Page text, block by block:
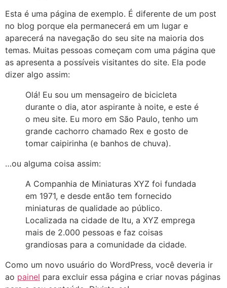
Esta é uma página de exemplo. É diferente de um post
no blog porque ela permanecerá em um lugar e
aparecerá na navegação do seu site na maioria dos
temas. Muitas pessoas começam com uma página que
as apresenta a possíveis visitantes do site. Ela pode
dizer algo assim:
Olá! Eu sou um mensageiro de bicicleta
durante o dia, ator aspirante à noite, e este é
o meu site. Eu moro em São Paulo, tenho um
grande cachorro chamado Rex e gosto de
tomar caipirinha (e banhos de chuva).
…ou alguma coisa assim:
A Companhia de Miniaturas XYZ foi fundada
em 1971, e desde então tem fornecido
miniaturas de qualidade ao público.
Localizada na cidade de Itu, a XYZ emprega
mais de 2.000 pessoas e faz coisas
grandiosas para a comunidade da cidade.
Como um novo usuário do WordPress, você deveria ir
ao painel para excluir essa página e criar novas páginas